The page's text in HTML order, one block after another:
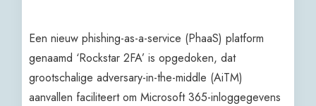
Een nieuw phishing-as-a-service (PhaaS) platform
genaamd ‘Rockstar 2FA’ is opgedoken, dat
grootschalige adversary-in-the-middle (AiTM)
aanvallen faciliteert om Microsoft 365-inloggegevens